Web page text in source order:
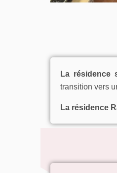
La résidence
transition vers
La résidence